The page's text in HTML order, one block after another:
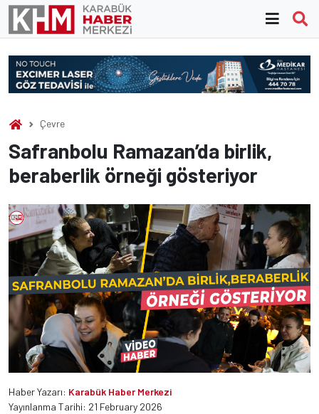
Skip
content
Çevre
Safranbolu Ramazan’da birlik,
beraberlik örneği gösteriyor
Haber Yazarı: Karabük Haber Merkezi
Yayınlanma Tarihi: 21 February 2026